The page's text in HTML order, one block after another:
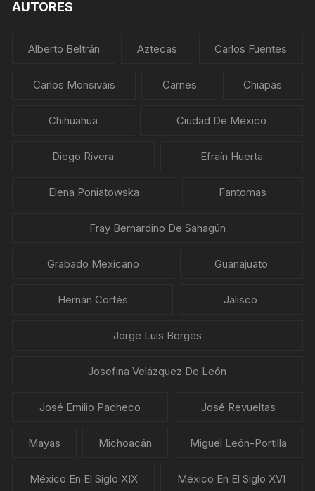
AUTORES
Alberto Beltrán Aztecas Carlos Fuentes
Carlos Monsiváis Carnes Chiapas
Chihuahua Ciudad De México
Diego Rivera Efraín Huerta
Elena Poniatowska Fantomas
Fray Bernardino De Sahagún
Grabado Mexicano Guanajuato
Hernán Cortés Jalisco
Jorge Luis Borges
Josefina Velázquez De León
José Emilio Pacheco José Revueltas
Mayas Michoacán Miguel León-Portilla
México En El Siglo XIX México En El Siglo XVI